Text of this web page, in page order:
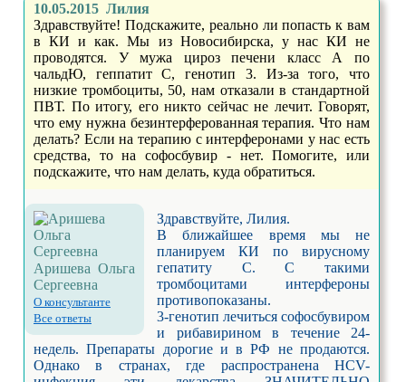
10.05.2015 Лилия
Здравствуйте! Подскажите, реально ли попасть к вам
в КИ и как. Мы из Новосибирска, у нас КИ не
проводятся. У мужа цироз печени класс А по
чальдЮ, геппатит С, генотип 3. Из-за того, что
низкие тромбоциты, 50, нам отказали в стандартной
ПВТ. По итогу, его никто сейчас не лечит. Говорят,
что ему нужна безинтерферованная терапия. Что нам
делать? Если на терапию с интерферонами у нас есть
средства, то на софосбувир - нет. Помогите, или
подскажите, что нам делать, куда обратиться.
Аришева Ольга
Сергеевна
О консультанте
Все ответы
Здравствуйте, Лилия.
В ближайшее время мы не
планируем КИ по вирусному
гепатиту С. С такими
тромбоцитами интерфероны
противопоказаны.
3-генотип лечиться софосбувиром
и рибавирином в течение 24-
недель. Препараты дорогие и в РФ не продаются.
Однако в странах, где распространена HCV-